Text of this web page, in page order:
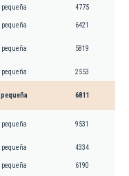
pequeña 4775
pequeña 6421
pequeña 5819
pequeña 2553
pequeña 6811
pequeña 9531
pequeña 4334
pequeña 6190